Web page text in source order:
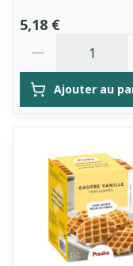
5,18 €
Ajouter au